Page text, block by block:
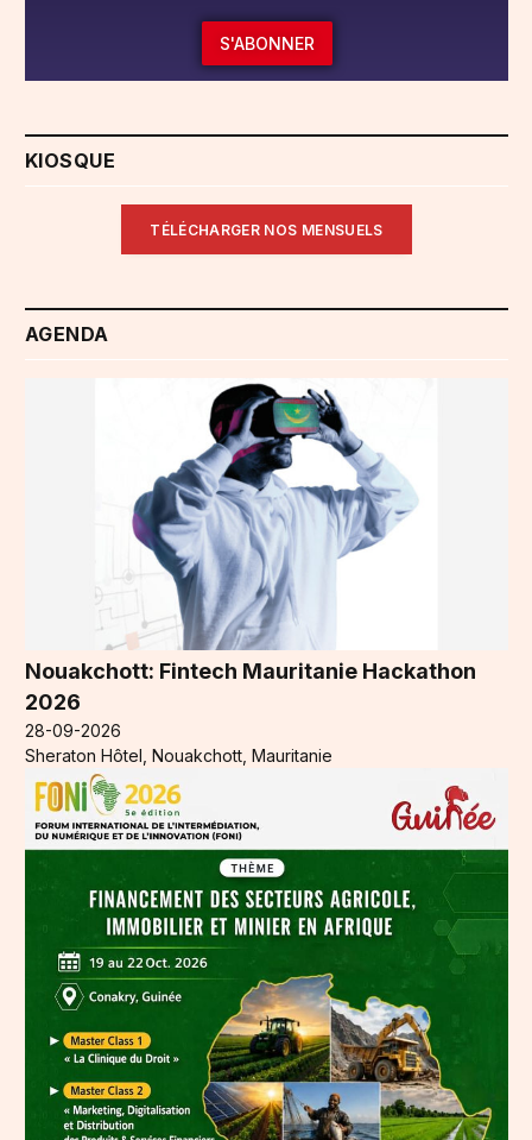
S'ABONNER
KIOSQUE
TÉLÉCHARGER NOS MENSUELS
AGENDA
Nouakchott: Fintech Mauritanie Hackathon
2026
28-09-2026
Sheraton Hôtel, Nouakchott, Mauritanie